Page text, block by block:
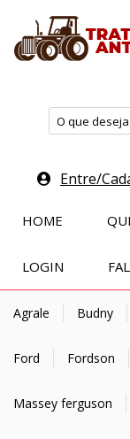
Entre/
HOME
LOGIN
Agrale Budny
Ford Fordson
Massey ferguson